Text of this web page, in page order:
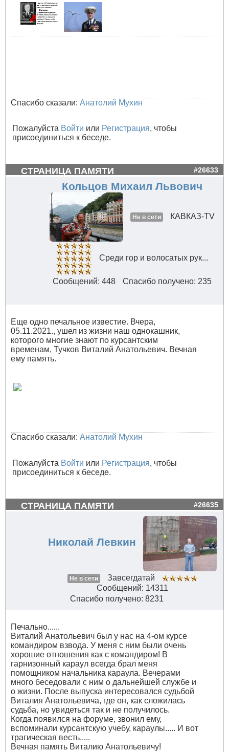
Спасибо сказали: Анатолий Мухин
Пожалуйста Войти или Регистрация, чтобы
присоединиться к беседе.
СТРАНИЦА ПАМЯТИ #26633
Кольцов Михаил Львович
Не в сети КАВКАЗ-TV
Среди гор и волосатых рук...
Сообщений: 448 Спасибо получено: 235
Еще одно печальное известие. Вчера,
05.11.2021., ушел из жизни наш однокашник,
которого многие знают по курсантским
временам, Тучков Виталий Анатольевич. Вечная
ему память.
Спасибо сказали: Анатолий Мухин
Пожалуйста Войти или Регистрация, чтобы
присоединиться к беседе.
СТРАНИЦА ПАМЯТИ #26635
Николай Левкин
Не в сети
Завсегдатай
Сообщений: 14311
Спасибо получено: 8231
Печально......
Виталий Анатольевич был у нас на 4-ом курсе
командиром взвода. У меня с ним были очень
хорошие отношения как с командиром! В
гарнизонный караул всегда брал меня
помощником начальника караула. Вечерами
много беседовали с ним о дальнейшей службе и
о жизни. После выпуска интересовался судьбой
Виталия Анатольевича, где он, как сложилась
судьба, но увидеться так и не получилось.
Когда появился на форуме, звонил ему,
вспоминали курсантскую учебу, караулы..... И вот
трагическая весть.....
Вечная память Виталию Анатольевичу!